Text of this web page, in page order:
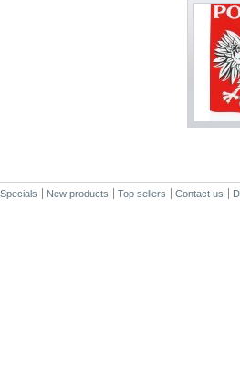
Specials New products Top sellers Contact us